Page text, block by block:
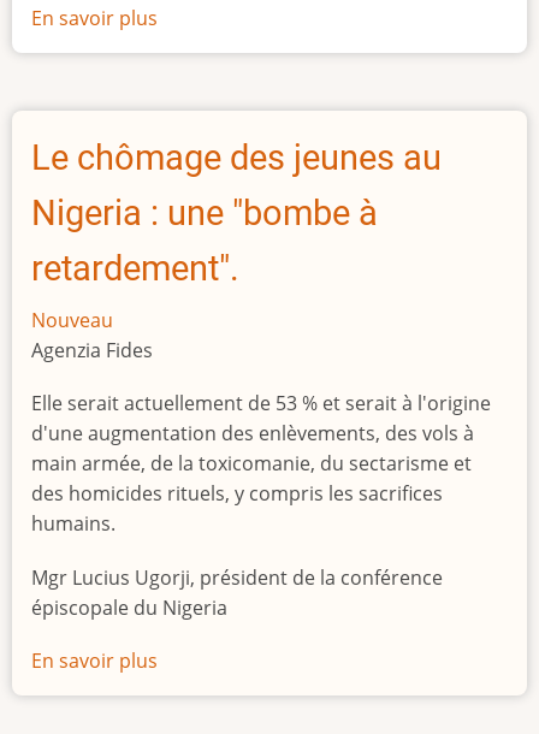
En savoir plus
La
taille
l'Afrique
Le chômage des jeunes au
Nigeria : une "bombe à
retardement".
Nouveau
Agenzia Fides
Elle serait actuellement de 53 % et serait à l'origine
d'une augmentation des enlèvements, des vols à
main armée, de la toxicomanie, du sectarisme et
des homicides rituels, y compris les sacrifices
humains.
Mgr Lucius Ugorji, président de la conférence
épiscopale du Nigeria
En savoir plus
Le